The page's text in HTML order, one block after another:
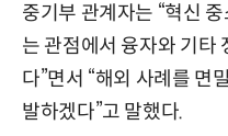
중기부 관계자는 “혁신
는 관점에서 융자와 기타
다”면서 “해외 사례를 면
발하겠다”고 말했다.